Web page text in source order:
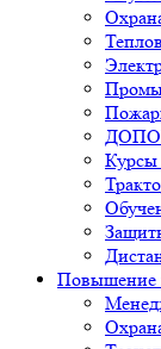
Курсы
Повышение